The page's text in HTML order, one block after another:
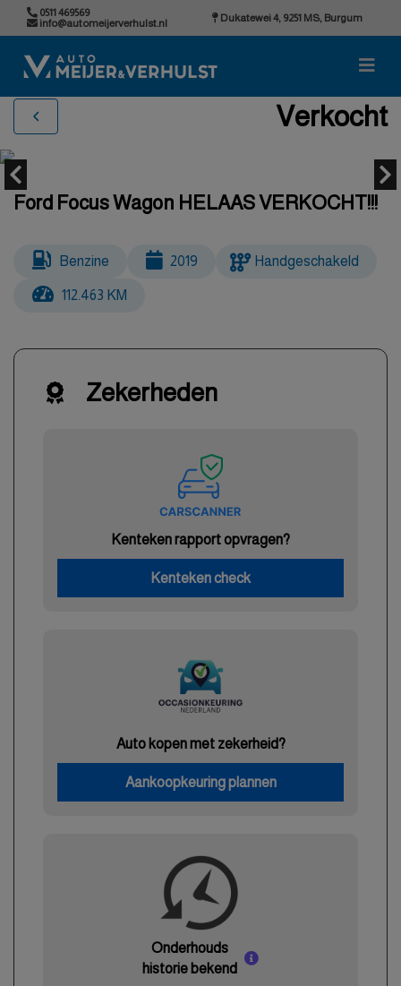
0511 469569
info@automeijerverhulst.nl
Dukatewei 4, 9251 MS, Burgum
Verkocht
Ford Focus Wagon HELAAS VERKOCHT!!!
Benzine 2019 Handgeschakeld
112.463 KM
Zekerheden
Kenteken rapport opvragen?
Kenteken check
Auto kopen met zekerheid?
Aankoopkeuring plannen
Onderhouds
historie bekend